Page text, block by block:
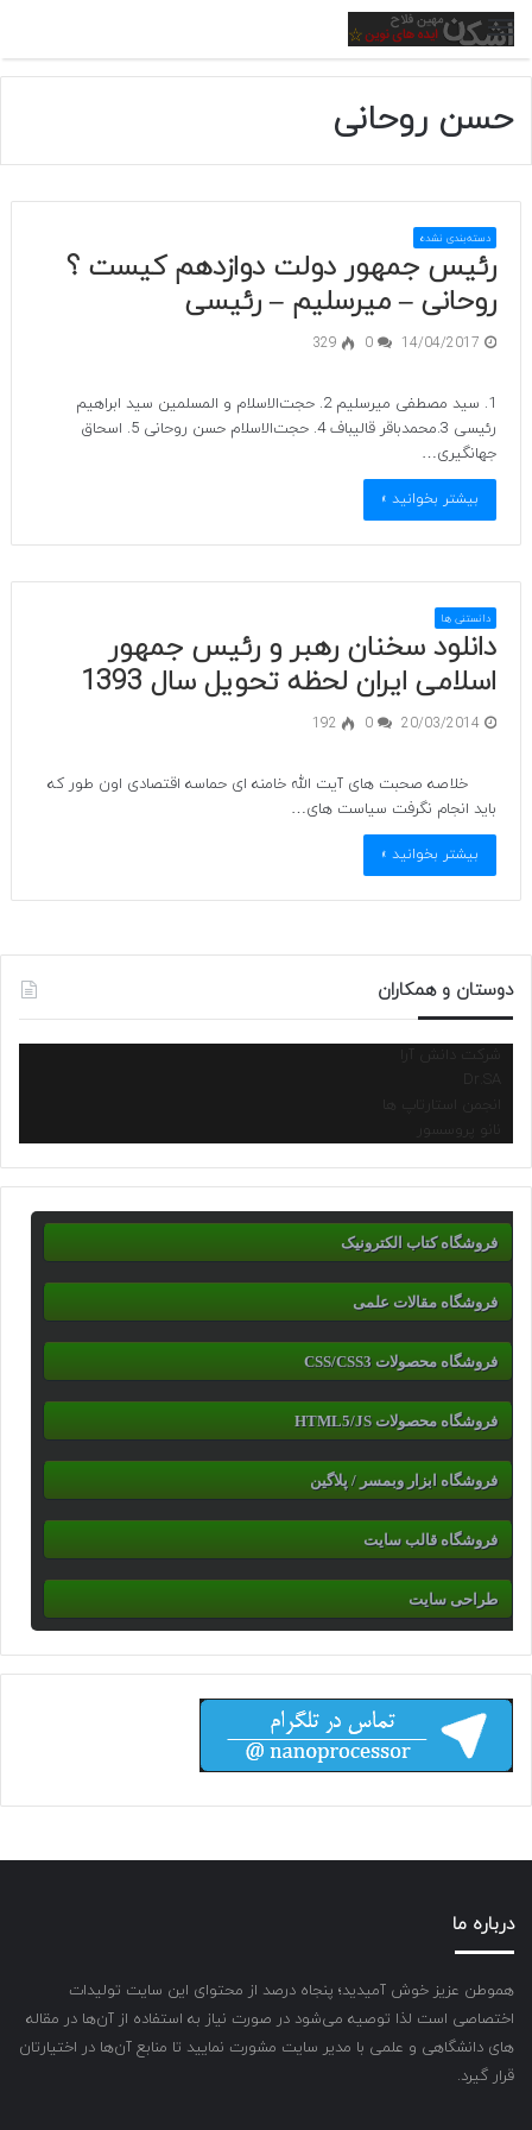
منو
حسن روحانی
دسته‌بندی نشده
رئیس جمهور دولت دوازدهم کیست ؟
روحانی – میرسلیم – رئیسی
14/04/2017
0
329
1. سید مصطفی میرسلیم 2. حجت‌الاسلام و المسلمین سید ابراهیم
رئیسی 3.محمدباقر قالیباف 4. حجت‌الاسلام حسن روحانی 5. اسحاق
جهانگیری…
بیشتر بخوانید »
دانستنی ها
دانلود سخنان رهبر و رئیس جمهور
اسلامی ایران لحظه تحویل سال 1393
20/03/2014
0
192
خلاصه صحبت های آیت الله خامنه ای حماسه اقتصادی اون طور که
باید انجام نگرفت سیاست های…
بیشتر بخوانید »
دوستان و همکاران
شرکت دانش آرا
انجمن استارتاپ ها
نانو پروسسور
فروشگاه کتاب الکترونیک
فروشگاه مقالات علمی
فروشگاه محصولات CSS/CSS3
فروشگاه محصولات HTML5/JS
فروشگاه ابزار وبمسر / پلاگین
فروشگاه قالب سایت
طراحی سایت
درباره ما
هموطن عزیز خوش آمیدید؛ پنجاه درصد از محتوای این سایت تولیدات
اختصاصی است لذا توصیه می‌شود در صورت نیاز به استفاده از آن‌ها در مقاله
های دانشگاهی و علمی با مدیر سایت مشورت نمایید تا منابع آن‌ها در اختیارتان
قرار گیرد.